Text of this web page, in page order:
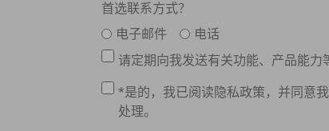
首选联系方式？
电子邮件
电话
请定期向我发送有关功能、产品能力
*是的，我已阅读隐私政策，并同意
处理。